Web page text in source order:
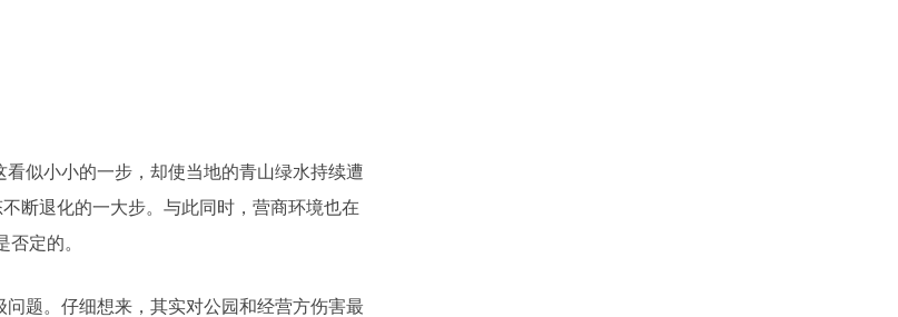
似小小的一步，却使当地的青山绿水持续遭
断退化的一大步。与此同时，营商环境也在
定的。
题。仔细想来，其实对公园和经营方伤害最